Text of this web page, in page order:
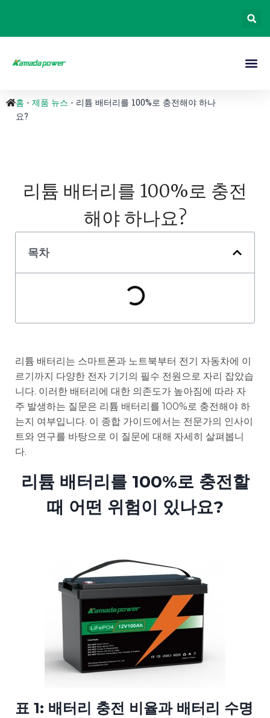
홈 - 제품 뉴스 - 리튬 배터리를 100%로 충전해야 하나
요?
리튬 배터리를 100%로 충전
해야 하나요?
목차
리튬 배터리는 스마트폰과 노트북부터 전기 자동차에 이
르기까지 다양한 전자 기기의 필수 전원으로 자리 잡았습
니다. 이러한 배터리에 대한 의존도가 높아짐에 따라 자
주 발생하는 질문은 리튬 배터리를 100%로 충전해야 하
는지 여부입니다. 이 종합 가이드에서는 전문가의 인사이
트와 연구를 바탕으로 이 질문에 대해 자세히 살펴봅니
다.
리튬 배터리를 100%로 충전할
때 어떤 위험이 있나요?
표 1: 배터리 충전 비율과 배터리 수명